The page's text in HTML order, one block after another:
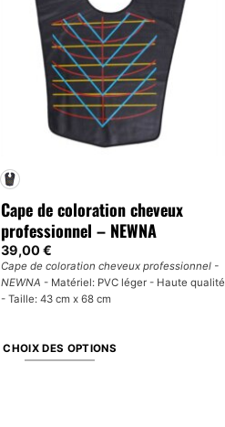
Cape de coloration cheveux
professionnel – NEWNA
39,00€
Cape de coloration cheveux professionnel -
NEWNA - Matériel: PVC léger - Haute qualité
- Taille: 43 cm x 68 cm
CHOIX DES OPTIONS